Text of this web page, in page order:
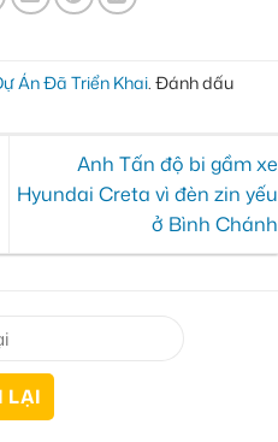
Án Đã Triển Khai . Đánh dấu
Anh Tấn độ bi gầm xe
Hyundai Creta vì đèn zin yếu
ở Bình Chánh